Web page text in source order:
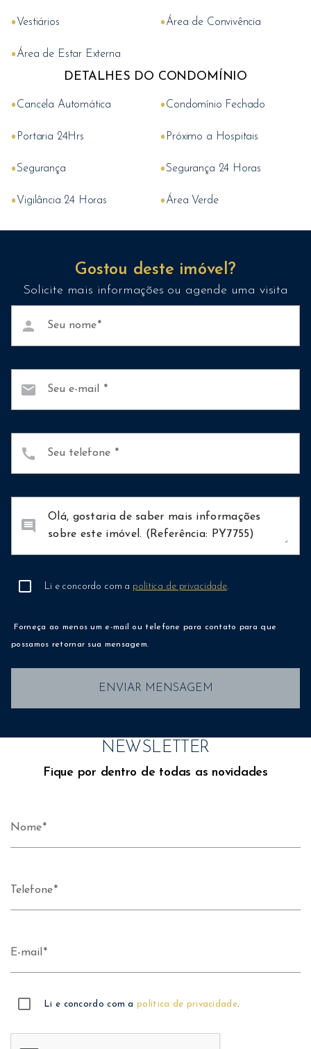
•Vestiários •Área de Convivência
•Área de Estar Externa
DETALHES DO CONDOMÍNIO
•Cancela Automática •Condomínio Fechado
• Portaria 24Hrs • Próximo a Hospitais
•Segurança •Segurança 24 Horas
•Vigilância 24 Horas •Área Verde
Gostou deste imóvel?
Solicite mais informações ou agende uma visita
Seu nome
person
Seu e-mail
mail
Seu telefone
call
comment
Li e concordo com a política de privacidade.
Forneça ao menos um e-mail ou telefone para contato para que
possamos retornar sua mensagem.
ENVIAR MENSAGEM
NEWSLETTER
Fique por dentro de todas as novidades
Nome
Telefone
E-mail
Li e concordo com apolítica de privacidade.